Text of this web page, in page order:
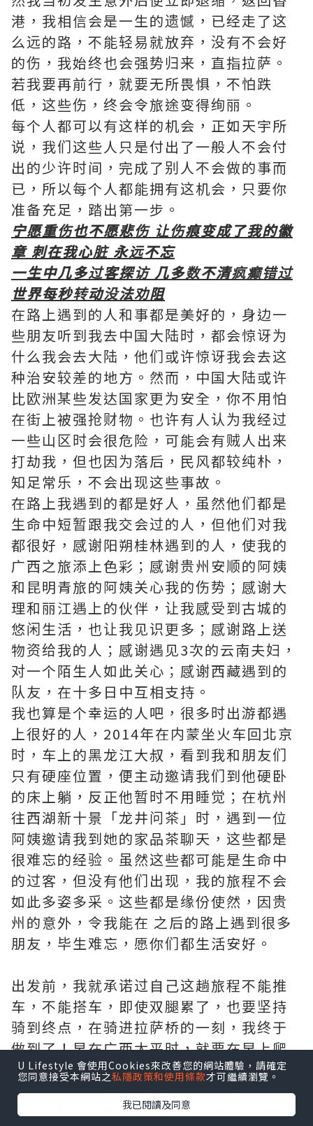
港，我相信会是一生的遗憾，已经走了这
么远的路，不能轻易就放弃，没有不会好
的伤，我始终也会强势归来，直指拉萨。
若我要再前行，就要无所畏惧，不怕跌
低，这些伤，终会令旅途变得绚丽。
每个人都可以有这样的机会，正如天宇所
说，我们这些人只是付出了一般人不会付
出的少许时间，完成了别人不会做的事而
已，所以每个人都能拥有这机会，只要你
准备充足，踏出第一步。
宁愿重伤也不愿悲伤 让伤痕变成了我的徽
章 刺在我心脏 永远不忘
一生中几多过客探访 几多数不清疯癫错过
世界每秒转动没法劝阻
在路上遇到的人和事都是美好的，身边一
些朋友听到我去中国大陆时，都会惊讶为
什么我会去大陆，他们或许惊讶我会去这
种治安较差的地方。然而，中国大陆或许
比欧洲某些发达国家更为安全，你不用怕
在街上被强抢财物。也许有人认为我经过
一些山区时会很危险，可能会有贼人出来
打劫我，但也因为落后，民风都较纯朴，
知足常乐，不会出现这些事故。
在路上我遇到的都是好人，虽然他们都是
生命中短暂跟我交会过的​​人，但他们对我
都很好，感谢阳朔桂林遇到的人，使我的
广西之旅添上色彩；感谢贵州安顺的阿姨
和昆明青旅的阿姨关心我的伤势；感谢大
理和丽江遇上的伙伴，让我感受到古城的
悠闲生活，也让我见识更多；感谢路上送
物资给我的人；感谢遇见3次的云南夫妇，
对一个陌生人如此关心；感谢西藏遇到的
队友，在十多日中互相支持。
我也算是个幸运的人吧，很多时出游都遇
上很好的人，2014年在内蒙坐火车回北京
时，车上的黑龙江大叔，看到我和朋友们
只有硬座位置，便主动邀请我们到他硬卧
的床上躺，反正他暂时不用睡觉；在杭州
往西湖新十景「龙井问茶」时，遇到一位
阿姨邀请我到她的家品茶聊天，这些都是
很难忘的经验。虽然这些都可能是生命中
的过客，但没有他们出现，我的旅程不会
如此多姿多采。这些都是缘份使然，因贵
州的意外，令我能在 之后的路上遇到很多
朋友，毕生难忘，愿你们都生活安好。
出发前，我就承诺过自己这趟旅程不能推
车，不能搭车，即使双腿累了，也要坚持
骑到终点，在骑进拉萨桥的一刻，我终于
做到了！早在广西太平时，就要在早上爬
个长坡，爬到我上气不接下气，加上四周
环境有点潮湿，很辛苦；在贵州都匀出发
那天，经过乡道的陡坡，每次停下来再起
U Lifestyle 會使用Cookies來改善您的網站體驗，請確定
您同意接受本網站之私隱政策和使用條款才可繼續瀏覽。
我已閱讀及同意